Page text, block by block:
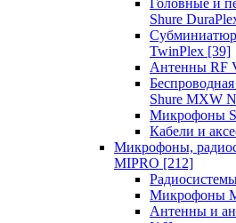
Головные и
Shure
TwinPlex [39]
Антенны RF
Shure MXW
Микрофоны
Кабели и
Микрофоны,
MIPRO [212]
Микрофоны
Антенны и